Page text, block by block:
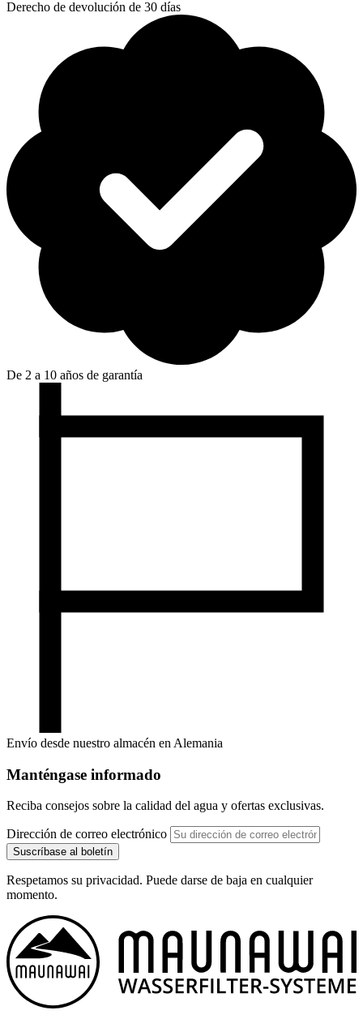
Derecho de devolución de 30 días
De 2 a 10 años de garantía
Envío desde nuestro almacén en Alemania
Manténgase informado
Reciba consejos sobre la calidad del agua y ofertas exclusivas.
Dirección de correo electrónico
Suscríbase al boletín
Respetamos su privacidad. Puede darse de baja en cualquier
momento.